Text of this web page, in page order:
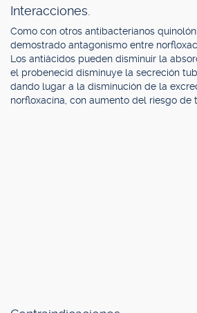
Interacciones.
Como con otros antibacterianos
demostrado antagonismo entre
Los antiácidos pueden disminuir la
el probenecid disminuye la secreción
dando lugar a la disminución de la
norfloxacina, con aumento del riesgo de